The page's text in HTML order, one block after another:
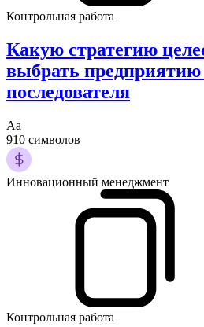
Контрольная работа
Какую стратегию
выбрать предприятию
последователя
Аа
910 символов
Инновационный менеджмент
Контрольная работа